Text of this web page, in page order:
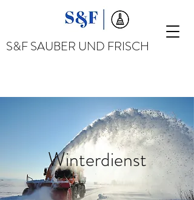
S&F SAUBER UND FRISCH
Winterdienst